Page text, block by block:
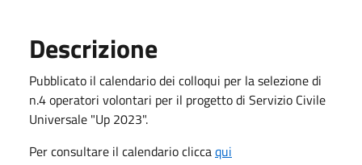
Descrizione
Pubblicato il calendario dei colloqui per la selezione di
n.4 operatori volontari per il progetto di Servizio Civile
Universale "Up 2023".
Per consultare il calendario cliccaqui